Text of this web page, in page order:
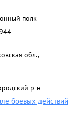
полк
обл.,
р-н
боевых действий